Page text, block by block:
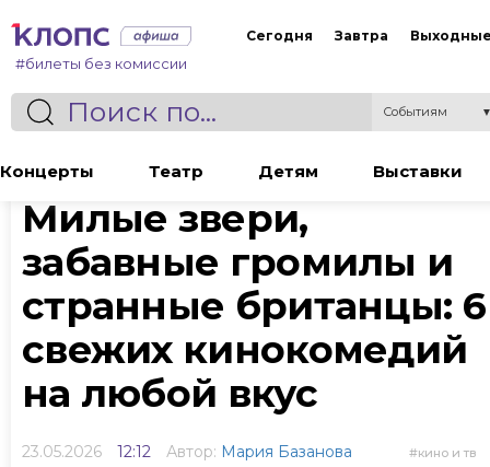
#билеты без комиссии
Сегодня Завтра
Событиям
Концерты Театр Детям Выставки
Статья
Милые звери,
забавные громилы и
странные британцы: 6
свежих кинокомедий
на любой вкус
23.05.2026 12:12 Автор: Мария Базанова кино и тв